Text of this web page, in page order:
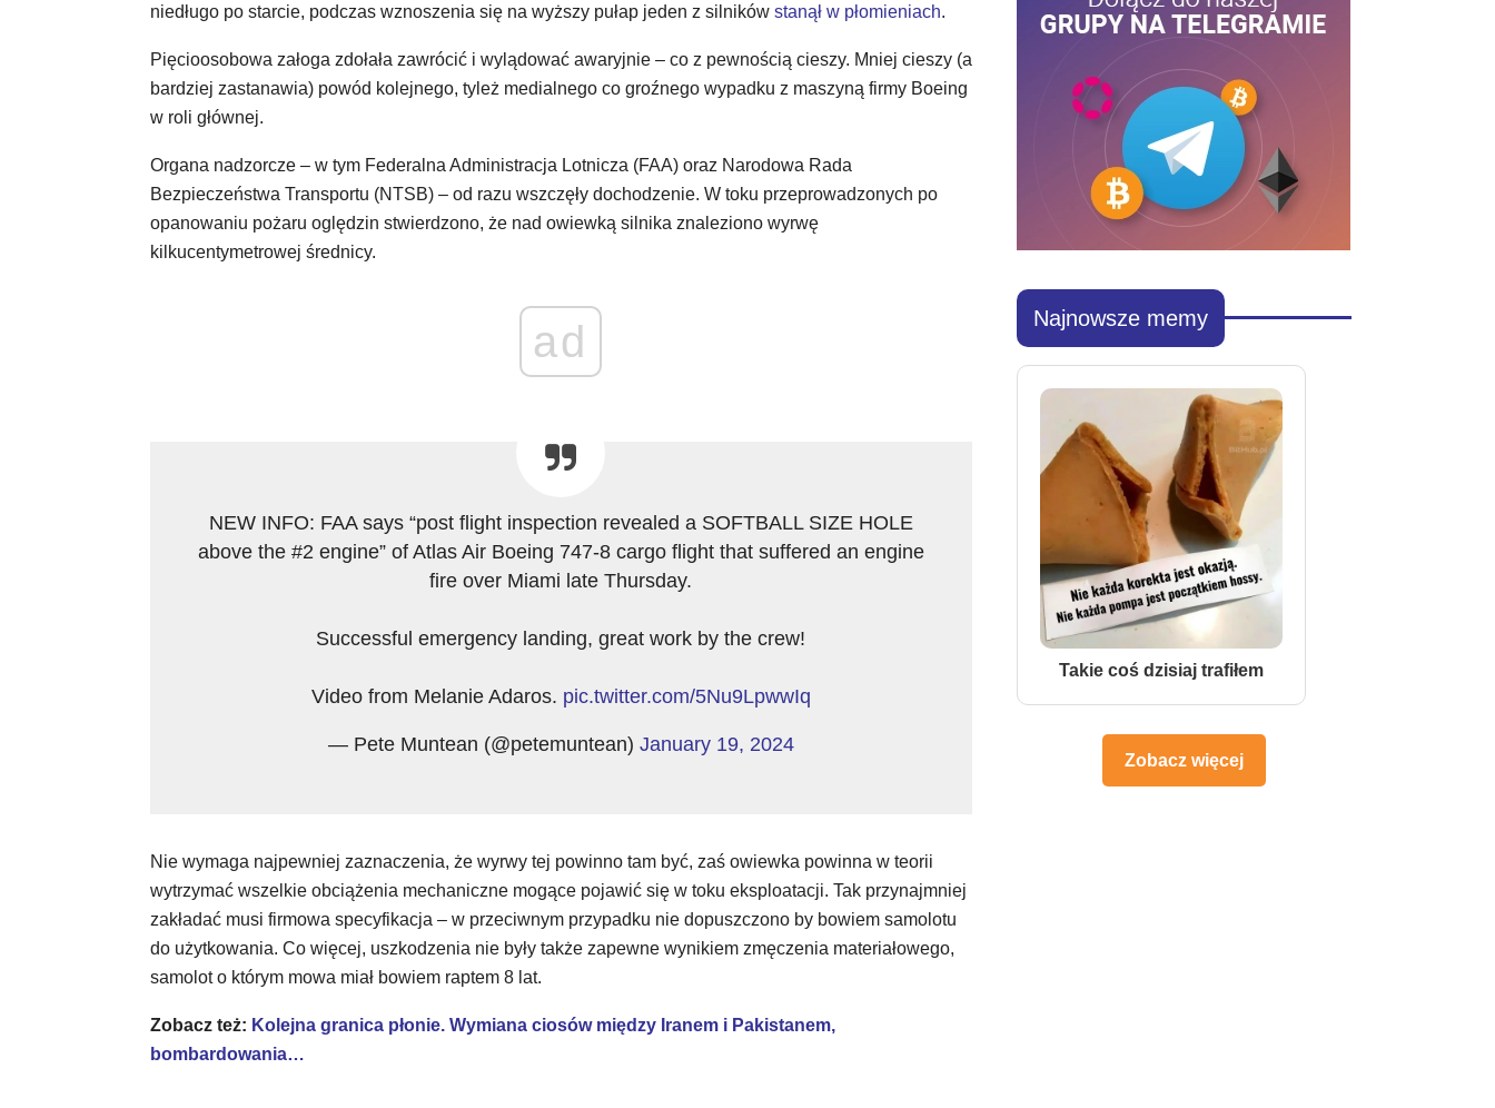
niedługo po starcie, podczas wznoszenia się na wyższy pułap jeden z silników stanął w płomieniach.
Pięcioosobowa załoga zdołała zawrócić i wylądować awaryjnie – co z pewnością cieszy. Mniej cieszy (a
bardziej zastanawia) powód kolejnego, tyleż medialnego co groźnego wypadku z maszyną firmy Boeing
w roli głównej.
Organa nadzorcze – w tym Federalna Administracja Lotnicza (FAA) oraz Narodowa Rada
Bezpieczeństwa Transportu (NTSB) – od razu wszczęły dochodzenie. W toku przeprowadzonych po
opanowaniu pożaru oględzin stwierdzono, że nad owiewką silnika znaleziono wyrwę
kilkucentymetrowej średnicy.
ad
NEW INFO: FAA says “post flight inspection revealed a SOFTBALL SIZE HOLE
above the #2 engine” of Atlas Air Boeing 747-8 cargo flight that suffered an engine
fire over Miami late Thursday.
Successful emergency landing, great work by the crew!
Video from Melanie Adaros. pic.twitter.com/5Nu9LpwwIq
— Pete Muntean (@petemuntean) January 19, 2024
Nie wymaga najpewniej zaznaczenia, że wyrwy tej powinno tam być, zaś owiewka powinna w teorii
wytrzymać wszelkie obciążenia mechaniczne mogące pojawić się w toku eksploatacji. Tak przynajmniej
zakładać musi firmowa specyfikacja – w przeciwnym przypadku nie dopuszczono by bowiem samolotu
do użytkowania. Co więcej, uszkodzenia nie były także zapewne wynikiem zmęczenia materiałowego,
samolot o którym mowa miał bowiem raptem 8 lat.
Zobacz też: Kolejna granica płonie. Wymiana ciosów między Iranem i Pakistanem,
bombardowania…
Najnowsze memy
Takie coś dzisiaj trafiłem
Zobacz więcej